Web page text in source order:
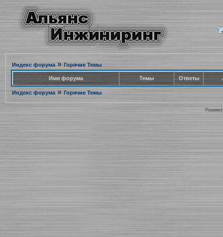
Индекс форума» Горячие Темы
Имя форума Темы Ответы
Индекс форума» Горячие Темы